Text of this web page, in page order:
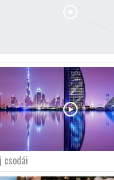
csodái